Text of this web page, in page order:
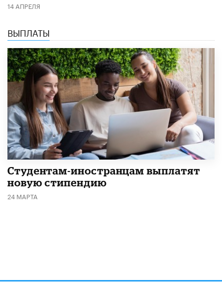
14 АПРЕЛЯ
ВЫПЛАТЫ
Студентам-иностранцам выплатят
новую стипендию
24 МАРТА